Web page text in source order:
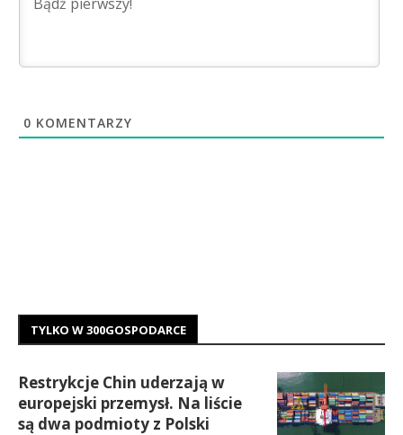
0 KOMENTARZY
TYLKO W 300GOSPODARCE
Restrykcje Chin uderzają w
europejski przemysł. Na liście
są dwa podmioty z Polski